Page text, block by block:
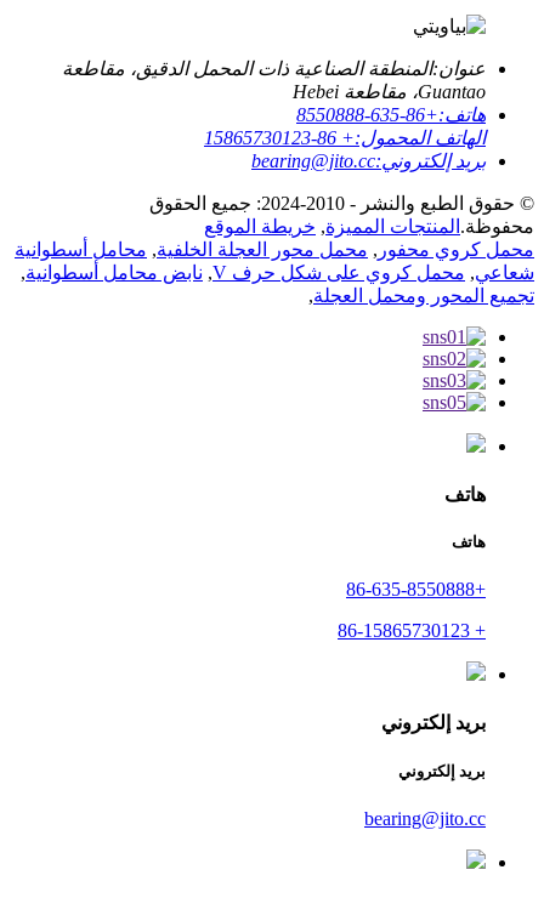
عنوان:المنطقة الصناعية ذات المحمل الدقيق، مقاطعة
Guantao، مقاطعة Hebei
هاتف:+86-635-8550888
الهاتف المحمول:+ 86-15865730123
بريد إلكتروني:bearing@jito.cc
© حقوق الطبع والنشر - 2010-2024: جميع الحقوق
محفوظة. المنتجات المميزة, خريطة الموقع
محمل كروي محفور , محمل محور العجلة الخلفية, محامل أسطوانية
شعاعي, محمل كروي على شكل حرف V , نابض محامل أسطوانية,
تجميع المحور ومحمل العجلة,
هاتف
هاتف
+86-635-8550888
+ 86-15865730123
بريد إلكتروني
بريد إلكتروني
bearing@jito.cc